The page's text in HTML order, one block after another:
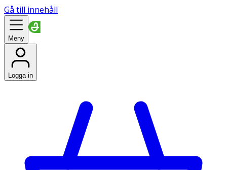
Gå till innehåll
Meny
Logga in